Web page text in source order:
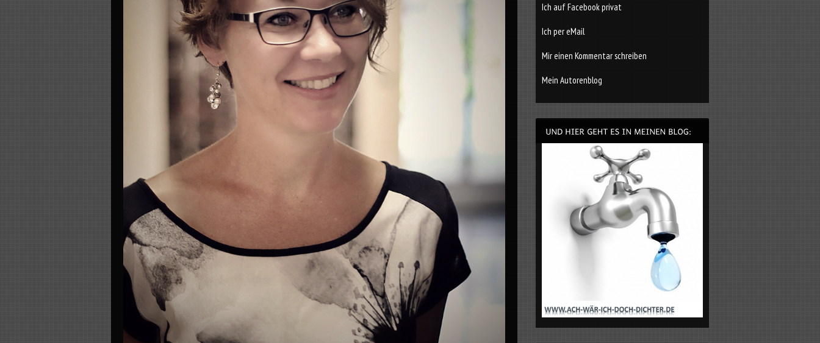
Ich auf Facebook privat
Ich per eMail
Mir einen Kommentar schreiben
Mein Autorenblog